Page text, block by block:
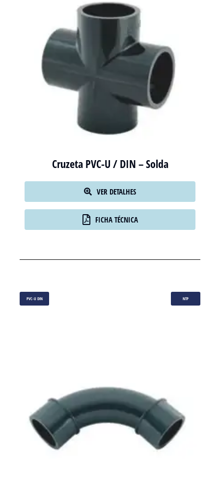
Cruzeta PVC-U / DIN – Solda
VER DETALHES
FICHA TÉCNICA
PVC-U DIN NTP